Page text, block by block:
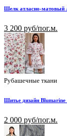
Шелк атласно-матовый
3 200 руб/пог.м.
Рубашечные ткани
Шитье дизайн
2 000 руб/пог.м.